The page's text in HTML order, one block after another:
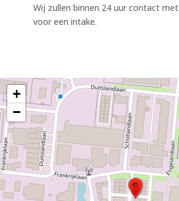
Wij zullen binnen 24 uur contact
voor een intake.
+
−